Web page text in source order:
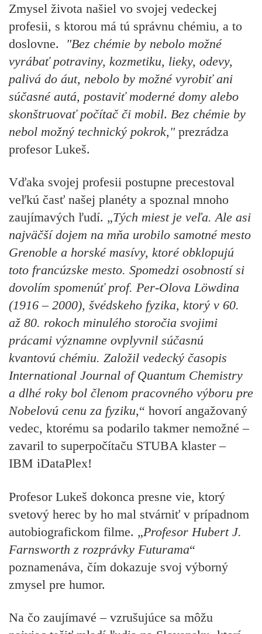
Zmysel života našiel vo svojej vedeckej
profesii, s ktorou má tú správnu chémiu, a to
doslovne. "Bez chémie by nebolo možné
vyrábať potraviny, kozmetiku, lieky, odevy,
palivá do áut, nebolo by možné vyrobiť ani
súčasné autá, postaviť moderné domy alebo
skonštruovať počítač či mobil. Bez chémie by
nebol možný technický pokrok,"prezrádza
profesor Lukeš.
Vďaka svojej profesii postupne precestoval
veľkú časť našej planéty a spoznal mnoho
zaujímavých ľudí. „Tých miest je veľa. Ale asi
najväčší dojem na mňa urobilo samotné mesto
Grenoble a horské masívy, ktoré obklopujú
toto francúzske mesto. Spomedzi osobností si
dovolím spomenúť prof. Per-Olova Löwdina
(1916 – 2000), švédskeho fyzika, ktorý v 60.
až 80. rokoch minulého storočia svojimi
prácami významne ovplyvnil súčasnú
kvantovú chémiu. Založil vedecký časopis
International Journal of Quantum Chemistry
a dlhé roky bol členom pracovného výboru pre
Nobelovú cenu za fyziku,“ hovorí angažovaný
vedec, ktorému sa podarilo takmer nemožné –
zavaril to superpočítaču STUBA klaster–
IBM iDataPlex!
Profesor Lukeš dokonca presne vie, ktorý
svetový herec by ho mal stvárniť v prípadnom
autobiografickom filme. „Profesor Hubert J.
Farnsworth z rozprávky Futurama“
poznamenáva, čím dokazuje svoj výborný
zmysel pre humor.
Na čo zaujímavé – vzrušujúce sa môžu